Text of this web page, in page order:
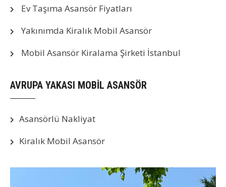
Ev Taşıma Asansör Fiyatları
Yakınımda Kiralık Mobil Asansör
Mobil Asansör Kiralama Şirketi İstanbul
AVRUPA YAKASI MOBİL ASANSÖR
Asansörlü Nakliyat
Kiralık Mobil Asansör